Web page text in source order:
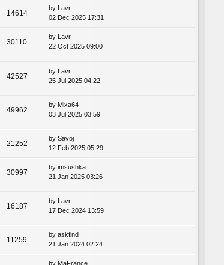
14614
by Lavr
02 Dec 2025 17:31
30110
by Lavr
22 Oct 2025 09:00
42527
by Lavr
25 Jul 2025 04:22
49962
by Mixa64
03 Jul 2025 03:59
21252
by Savoj
12 Feb 2025 05:29
30997
by imsushka
21 Jan 2025 03:26
16187
by Lavr
17 Dec 2024 13:59
11259
by askfind
21 Jan 2024 02:24
by MaFrance